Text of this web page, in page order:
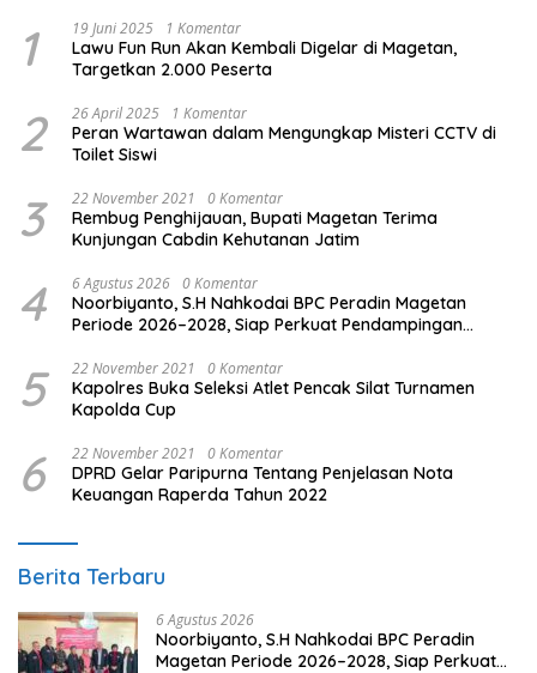
1 19 Juni 2025 1 Komentar
Lawu Fun Run Akan Kembali Digelar di Magetan,
Targetkan 2.000 Peserta
2 26 April 2025 1 Komentar
Peran Wartawan dalam Mengungkap Misteri CCTV di
Toilet Siswi
3 22 November 2021 0 Komentar
Rembug Penghijauan, Bupati Magetan Terima
Kunjungan Cabdin Kehutanan Jatim
4 6 Agustus 2026 0 Komentar
Noorbiyanto, S.H Nahkodai BPC Peradin Magetan
Periode 2026–2028, Siap Perkuat Pendampingan
5 22 November 2021 0 Komentar
Kapolres Buka Seleksi Atlet Pencak Silat Turnamen
Kapolda Cup
6 22 November 2021 0 Komentar
DPRD Gelar Paripurna Tentang Penjelasan Nota
Keuangan Raperda Tahun 2022
Berita Terbaru
6 Agustus 2026
Noorbiyanto, S.H Nahkodai BPC Peradin
Magetan Periode 2026–2028, Siap Perkuat